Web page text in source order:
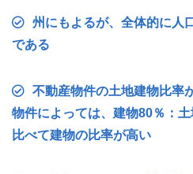
州にもよるが、全体的に人
である
不動産物件の土地建物比率
物件によっては、建物80％：
比べて建物の比率が高い